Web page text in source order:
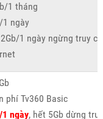
1 tháng
1 ngày
1 ngày ngừng truy
phí Tv360 Basic
1 ngày, hết 5Gb dừng